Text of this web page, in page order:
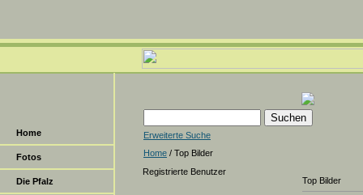
Home
Fotos
Die Pfalz
Erweiterte Suche
Home / Top Bilder
Registrierte Benutzer
Top Bilder